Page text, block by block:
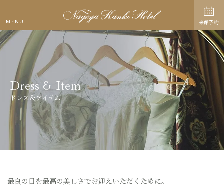
MENU 来館予約
Dress & Item
ドレス＆アイテム
最良の日を最高の美しさでお迎えいただくために。